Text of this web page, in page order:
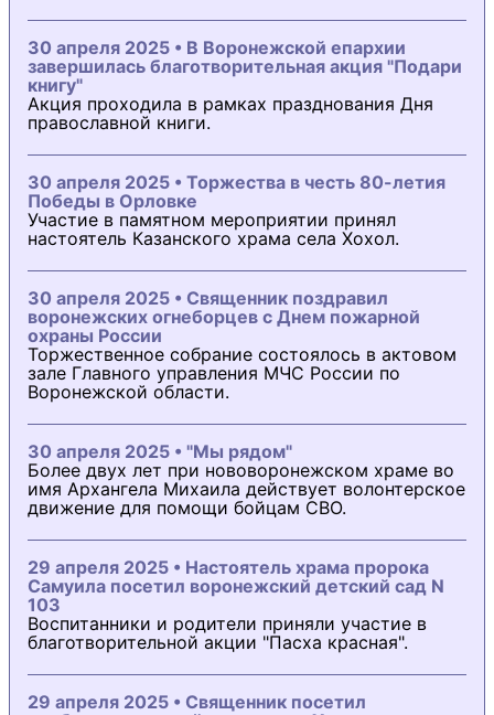
30 апреля 2025 • В Воронежской епархии
завершилась благотворительная акция "Подари
книгу"
Акция проходила в рамках празднования Дня
православной книги.
30 апреля 2025 • Торжества в честь 80-летия
Победы в Орловке
Участие в памятном мероприятии принял
настоятель Казанского храма села Хохол.
30 апреля 2025 • Священник поздравил
воронежских огнеборцев с Днем пожарной
охраны России
Торжественное собрание состоялось в актовом
зале Главного управления МЧС России по
Воронежской области.
30 апреля 2025 • "Мы рядом"
Более двух лет при нововоронежском храме во
имя Архангела Михаила действует волонтерское
движение для помощи бойцам СВО.
29 апреля 2025 • Настоятель храма пророка
Самуила посетил воронежский детский сад N
103
Воспитанники и родители приняли участие в
благотворительной акции "Пасха красная".
29 апреля 2025 • Священник посетил